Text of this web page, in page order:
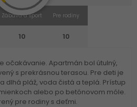
Zábava a šport
10
Pre rodiny
10
očakávanie. Apartmán bol útulný,
s prekrásnou terasou. Pre deti je
dlhá pláž, voda čistá a teplá. Prístup
alebo po betónovom móle.
pre rodiny s deťmi.